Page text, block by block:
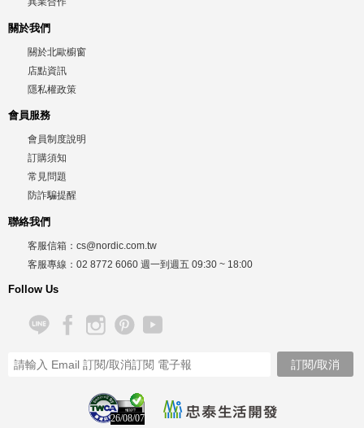
關於我們
關於北歐櫥窗
店點資訊
隱私權政策
會員服務
會員制度說明
訂購須知
常見問題
防詐騙提醒
聯絡我們
客服信箱： cs@nordic.com.tw
客服專線： 02 8772 6060 週一到週五 09:30 ~ 18:00
Follow Us
26/08/07